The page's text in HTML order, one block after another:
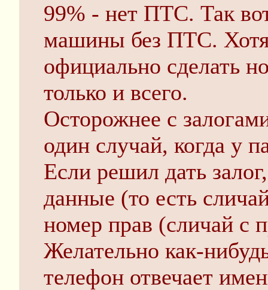
99% - нет ПТС. Так
машины без ПТС.
официально сделать
только и всего.
Осторожнее с
один случай, когда у
Если решил дать
данные (то есть
номер прав (сличай с
Желательно как-
телефон отвечает